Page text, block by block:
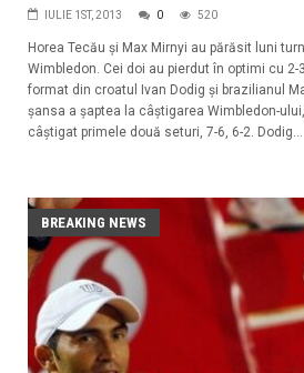
IULIE 1ST, 2013 0 520
Horea Tecău şi Max Mirnyi au părăsit luni
Wimbledon. Cei doi au pierdut în optimi cu
format din croatul Ivan Dodig şi brazilianul
şansa a şaptea la câştigarea Wimbledon-
câştigat primele două seturi, 7-6, 6-2. Dodig...
BREAKING NEWS